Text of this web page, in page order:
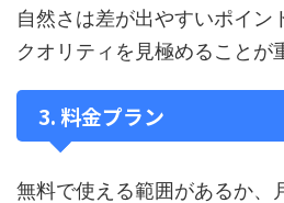
自然さは差が出やすいポイン
クオリティを見極めることが
3. 料金プラン
無料で使える範囲があるか、